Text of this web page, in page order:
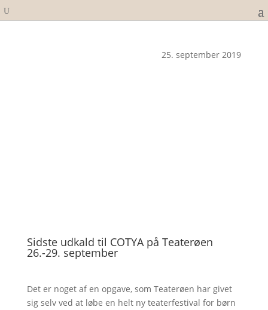
25. september 2019
Sidste udkald til COTYA på Teaterøen
26.-29. september
Det er noget af en opgave, som Teaterøen har givet
sig selv ved at løbe en helt ny teaterfestival for børn